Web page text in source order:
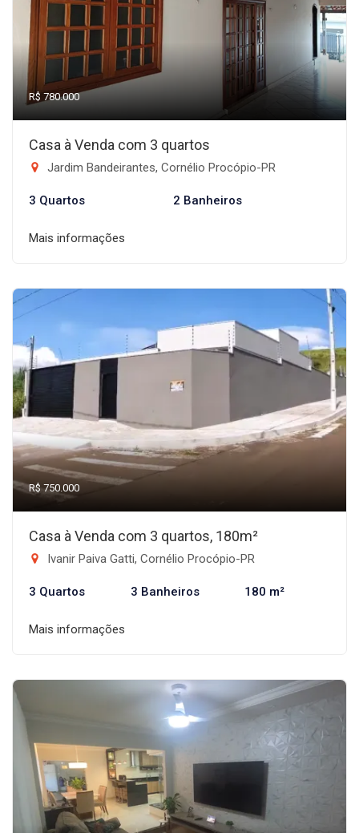
R$ 780.000
Casa à Venda com 3 quartos
Jardim Bandeirantes, Cornélio Procópio-PR
3 Quartos 2 Banheiros
Mais informações
R$ 750.000
Casa à Venda com 3 quartos, 180m²
Ivanir Paiva Gatti, Cornélio Procópio-PR
3 Quartos 3 Banheiros 180 m²
Mais informações